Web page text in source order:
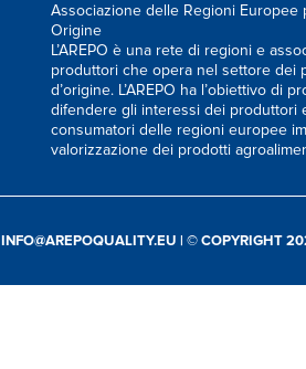
Associazione delle Regioni Europee
Origine
L’AREPO è una rete di regioni e
produttori che opera nel settore dei
d’origine. L’AREPO ha l’obiettivo di
difendere gli interessi dei produttori
consumatori delle regioni europee
valorizzazione dei prodotti
INFO@AREPOQUALITY.EU | © COPYRIGHT